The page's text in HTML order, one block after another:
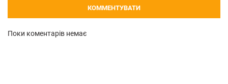
КОММЕНТУВАТИ
Поки коментарів немає